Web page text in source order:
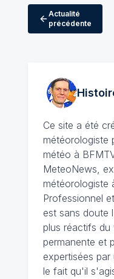
Actualité
précédente
Ce site a été
météorologiste
météo à
MeteoNews,
météorologiste
Professionnel
est sans doute
plus réactifs du
permanente et
expertisées
le fait qu'il